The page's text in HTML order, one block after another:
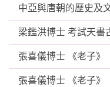
中亞與唐朝的歷史及
梁鑑洪博士 考試天書
張喜儀博士 《老子》
張喜儀博士 《老子》